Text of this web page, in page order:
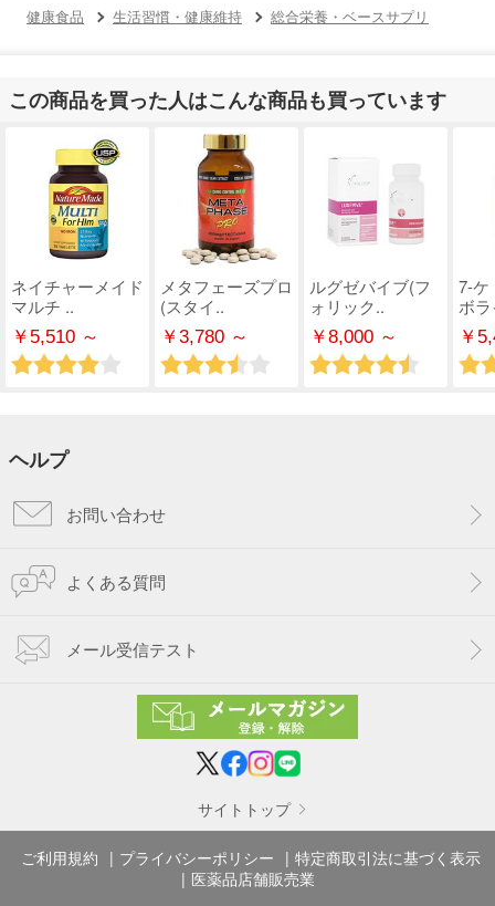
健康食品 生活習慣・健康維持 総合栄養・ベースサプリ
この商品を買った人はこんな商品も買っています
ネイチャーメイド
マルチ ..
￥5,510 ～
メタフェーズプロ
(スタイ..
￥3,780 ～
ルグゼバイブ(フ
ォリック..
￥8,000 ～
7-ケ
ボ
￥
ヘルプ
お問い合わせ
よくある質問
メール受信テスト
サイトトップ
ご利用規約 プライバシーポリシー
特定商取引法に基づく表示
医薬品店舗販売業